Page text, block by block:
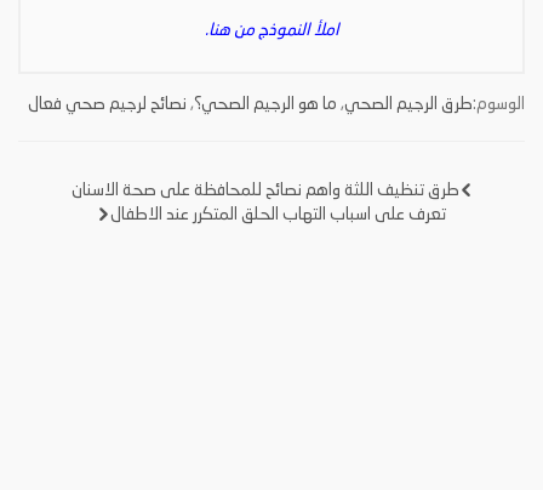
املأ النموذج من هنا.
الوسوم:طرق الرجيم الصحي, ما هو الرجيم الصحي؟, نصائح لرجيم صحي فعال
تصفّحطرق تنظيف اللثة واهم نصائح للمحافظة على صحة الاسنان
تعرف على اسباب التهاب الحلق المتكرر عند الاطفال